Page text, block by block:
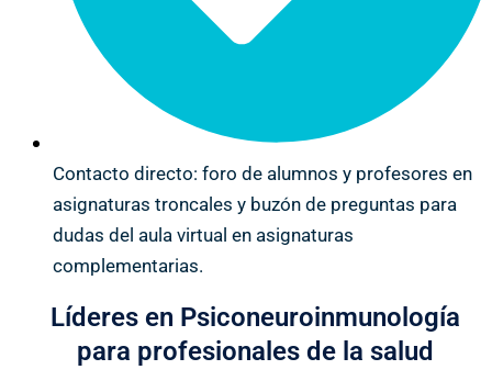
Contacto directo: foro de alumnos y profesores en
asignaturas troncales y buzón de preguntas para
dudas del aula virtual en asignaturas
complementarias.
Líderes en Psiconeuroinmunología
para profesionales de la salud